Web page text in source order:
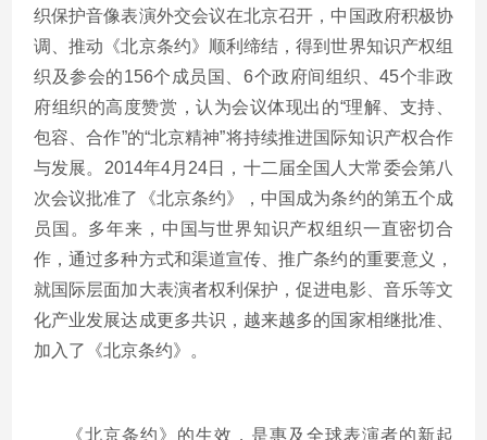
织保护音像表演外交会议在北京召开，中国政府积极协
调、推动《北京条约》顺利缔结，得到世界知识产权组
织及参会的156个成员国、6个政府间组织、45个非政
府组织的高度赞赏，认为会议体现出的“理解、支持、
包容、合作”的“北京精神”将持续推进国际知识产权合作
与发展。2014年4月24日，十二届全国人大常委会第八
次会议批准了《北京条约》，中国成为条约的第五个成
员国。多年来，中国与世界知识产权组织一直密切合
作，通过多种方式和渠道宣传、推广条约的重要意义，
就国际层面加大表演者权利保护，促进电影、音乐等文
化产业发展达成更多共识，越来越多的国家相继批准、
加入了《北京条约》。
《北京条约》的生效，是惠及全球表演者的新起